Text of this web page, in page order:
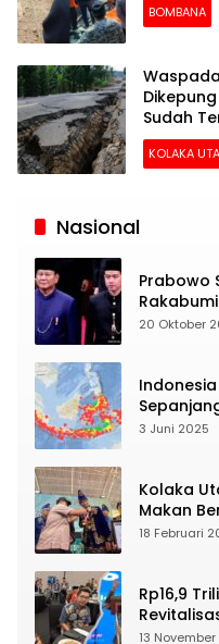
BOMBANA
Sudah
KOLAKA
Siaran
Nasional
Prabowo
Presiden
20 Oktober
Yang
3 Juni 2025
Kolaka
Makan
18 Februari
Rp16,9
Indonesia
13